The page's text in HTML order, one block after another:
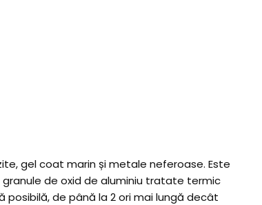
gel coat marin și metale neferoase. Este
de oxid de aluminiu tratate termic
de până la 2 ori mai lungă decât